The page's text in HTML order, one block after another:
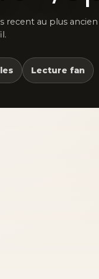
recent au plus
Lecture fan